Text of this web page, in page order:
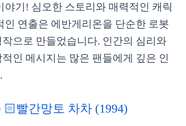
야기! 심오한 스토리와 매력적인 캐릭
인 연출은 에반게리온을 단순한 로봇
으로 만들었습니다. 인간의 심리와
인 메시지는 많은 팬들에게 깊은 인
빨간망토 차차 (1994)